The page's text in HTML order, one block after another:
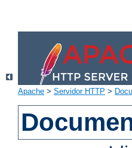
Apache > Servidor HTTP >